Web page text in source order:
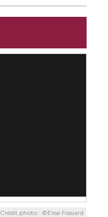
Crédit photo : ©Elise Fossard